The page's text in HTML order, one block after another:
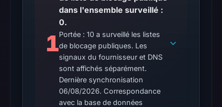
16:45
No
external
blocklist
matches
were
recorded
1
dans l'ensemble surveillé :
0.
Portée : 10 a surveillé les listes
de blocage publiques. Les
signaux du fournisseur et DNS
sont affichés séparément.
Dernière synchronisation
06/08/2026. Correspondance
avec la base de données